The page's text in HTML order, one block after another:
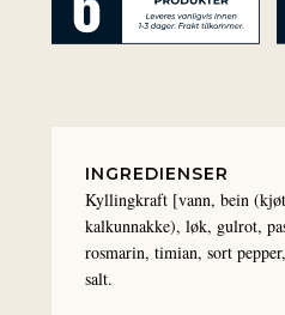
INGREDIENSER
Kyllingkraft [vann, bein
kalkunnakke), løk, gulrot,
rosmarin, timian, sort
salt.